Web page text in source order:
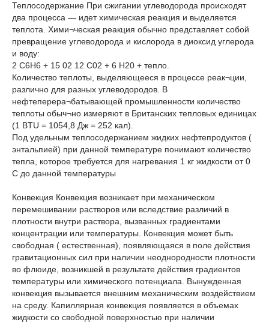
Теплосодержание При сжигании углеводорода происходят
два процесса — идет химическая реакция и выделяется
теплота. Хими¬ческая реакция обычно представляет собой
превращение углеводорода и кислорода в диоксид углерода
и воду:
2 С6Н6 + 15 02 12 С02 + 6 Н20 + тепло.
Количество теплоты, выделяющееся в процессе реак¬ции,
различно для разных углеводородов. В
нефтеперера¬батывающей промышленности количество
теплоты обыч¬но измеряют в Британских тепловых единицах
(1 BTU = 1054,8 Дж = 252 кал).
Под удельным теплосодержанием жидких нефтепродуктов (
энтальпией) при данной температуре понимают количество
тепла, которое требуется для нагревания 1 кг жидкости от 0
С до данной температуры
Конвекция Конвекция возникает при механическом
перемешивании растворов или вследствие различий в
плотности внутри раствора, вызванных градиентами
концентрации или температуры. Конвекция может быть
свободная ( естественная), появляющаяся в поле действия
гравитационных сил при наличии неоднородности плотности
во флюиде, возникшей в результате действия градиентов
температуры или химического потенциала. Вынужденная
конвекция вызывается внешним механическим воздействием
на среду. Капиллярная конвекция появляется в объемах
жидкости со свободной поверхностью при наличии